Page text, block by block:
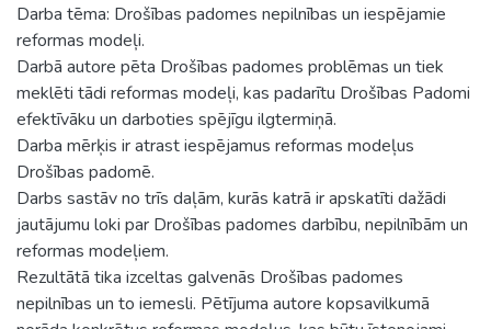
Darba tēma: Drošības padomes nepilnības un iespējamie
reformas modeļi.
Darbā autore pēta Drošības padomes problēmas un tiek
meklēti tādi reformas modeļi, kas padarītu Drošības Padomi
efektīvāku un darboties spējīgu ilgtermiņā.
Darba mērķis ir atrast iespējamus reformas modeļus
Drošības padomē.
Darbs sastāv no trīs daļām, kurās katrā ir apskatīti dažādi
jautājumu loki par Drošības padomes darbību, nepilnībām un
reformas modeļiem.
Rezultātā tika izceltas galvenās Drošības padomes
nepilnības un to iemesli. Pētījuma autore kopsavilkumā